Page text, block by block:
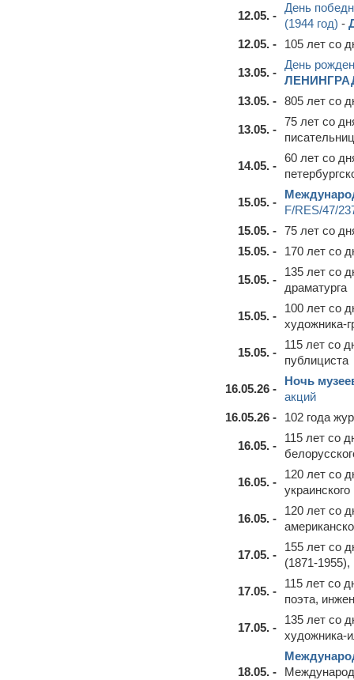
12.05. -
День
(1944 год) -
12.05. -
105 лет со
13.05. -
День
13.05. - 805 лет со
13.05. -
75 лет со
14.05. -
60 лет со
15.05. -
F/RES/47/
15.05. - 75 лет со
15.05. -
170 лет со
15.05. -
135 лет со
драматурга
15.05. -
100 лет со
художника-
15.05. -
115 лет со
публициста
16.05.26 -
Ночь
акций
16.05.26 -
102 года
16.05. -
115 лет со
16.05. -
120 лет со
16.05. -
120 лет со
17.05. -
155 лет со
(1871-1955),
17.05. -
115 лет со
поэта,
17.05. -
135 лет со
художника-
18.05. -